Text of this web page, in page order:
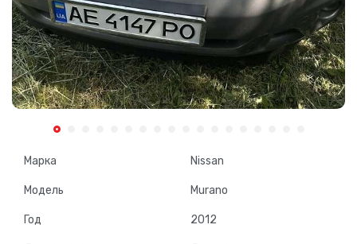
Марка Nissan
Модель Murano
Год 2012